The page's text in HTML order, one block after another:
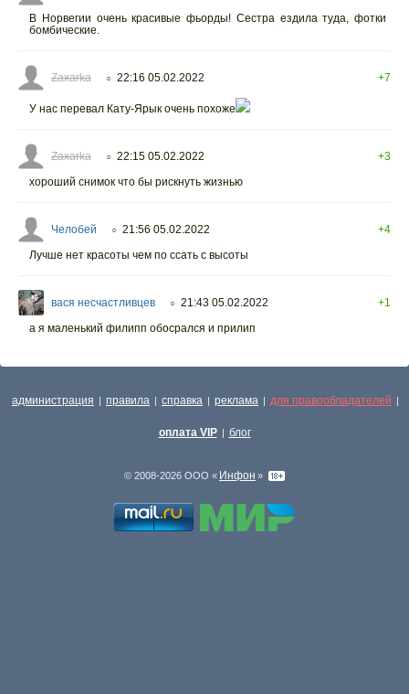
В Норвегии очень красивые фьорды! Сестра ездила туда, фотки
бомбические.
Zaxarka ○ 22:16 05.02.2022 +7
У нас перевал Кату-Ярык очень похоже
Zaxarka ○ 22:15 05.02.2022
+3
хороший снимок что бы рискнуть жизнью
Челобей ○ 21:56 05.02.2022
+4
Лучше нет красоты чем по ссать с высоты
вася несчастливцев ○ 21:43 05.02.2022
+1
а я маленький филипп обосрался и прилип
администрация | правила | справка | реклама | для правообладателей |
оплата VIP | блог
© 2008-2026 ООО « Инфон »